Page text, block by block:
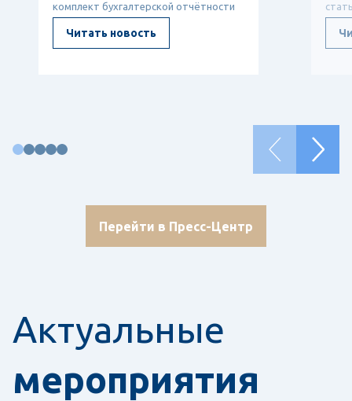
комплект бухгалтерской отчётности
Читать новость
Перейти в Пресс-Центр
Актуальные
мероприятия